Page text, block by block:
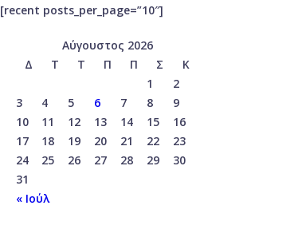
[recent posts_per_page=”10″]
Αύγουστος 2026
Δ
Τ Τ Π Π Σ
Κ
1
2
3
4 5 6 7 8
9
10
11 12 13 14 15
16
17
18 19 20 21 22
23
24
25 26 27 28 29
30
31
« Ιούλ